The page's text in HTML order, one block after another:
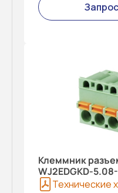
Клеммник
WJ2EDGKD-
Технические